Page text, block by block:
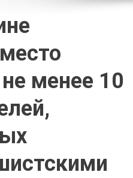
менее 10